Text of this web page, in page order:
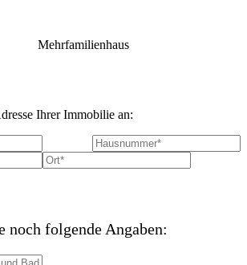
Mehrfamilienhaus
Ihrer Immobilie an:
noch folgende Angaben: